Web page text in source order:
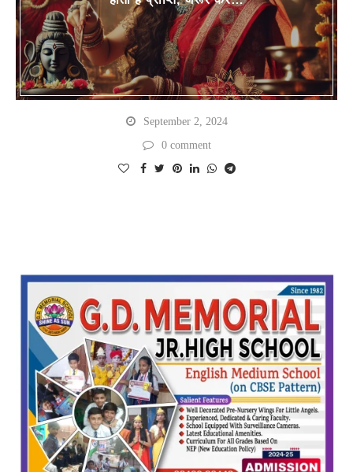
September 2, 2024
0 comment